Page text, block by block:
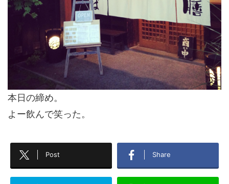
本日の締め。
よー飲んで笑った。
Post Share